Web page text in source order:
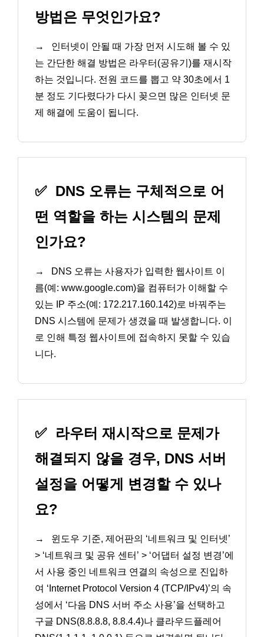
방법은 무엇인가요?
→
인터넷이 안될 때 가장 먼저 시도해 볼 수 있
는 간단한 해결 방법은 라우터(공유기)를 재시작
하는 것입니다. 전원 코드를 뽑고 약 30초에서 1
분 정도 기다렸다가 다시 꽂으면 많은 인터넷 문
제 해결에 도움이 됩니다.
✅ DNS 오류는 구체적으로 어
떤 역할을 하는 시스템의 문제
인가요?
→
DNS 오류는 사용자가 입력한 웹사이트 이
름(예: www.google.com)을 컴퓨터가 이해할 수
있는 IP 주소(예: 172.217.160.142)로 바꿔주는
DNS 시스템에 문제가 생겼을 때 발생합니다. 이
로 인해 특정 웹사이트에 접속하지 못할 수 있습
니다.
✅
라우터 재시작으로 문제가
해결되지 않을 경우, DNS 서버
설정을 어떻게 변경할 수 있나
요?
→
윈도우 기준, 제어판의 ‘네트워크 및 인터넷’
> ‘네트워크 및 공유 센터’ > ‘어댑터 설정 변경’에
서 사용 중인 네트워크 연결의 속성으로 진입하
여 ‘Internet Protocol Version 4 (TCP/IPv4)’의 속
성에서 ‘다음 DNS 서버 주소 사용’을 선택하고
구글 DNS(8.8.8.8, 8.8.4.4)나 클라우드플레어